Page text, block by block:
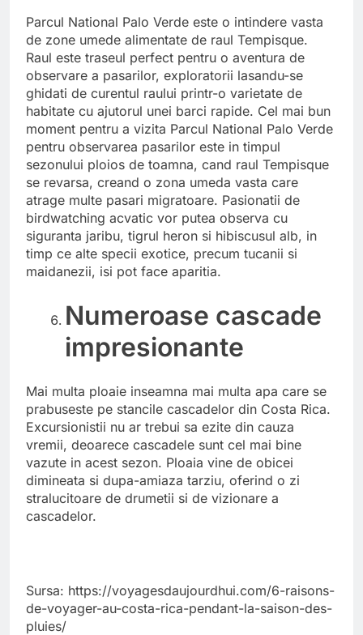
Parcul National Palo Verde este o intindere vasta
de zone umede alimentate de raul Tempisque.
Raul este traseul perfect pentru o aventura de
observare a pasarilor, exploratorii lasandu-se
ghidati de curentul raului printr-o varietate de
habitate cu ajutorul unei barci rapide. Cel mai bun
moment pentru a vizita Parcul National Palo Verde
pentru observarea pasarilor este in timpul
sezonului ploios de toamna, cand raul Tempisque
se revarsa, creand o zona umeda vasta care
atrage multe pasari migratoare. Pasionatii de
birdwatching acvatic vor putea observa cu
siguranta jaribu, tigrul heron si hibiscusul alb, in
timp ce alte specii exotice, precum tucanii si
maidanezii, isi pot face aparitia.
Numeroase cascade
impresionante
Mai multa ploaie inseamna mai multa apa care se
prabuseste pe stancile cascadelor din Costa Rica.
Excursionistii nu ar trebui sa ezite din cauza
vremii, deoarece cascadele sunt cel mai bine
vazute in acest sezon. Ploaia vine de obicei
dimineata si dupa-amiaza tarziu, oferind o zi
stralucitoare de drumetii si de vizionare a
cascadelor.
Sursa: https://voyagesdaujourdhui.com/6-raisons-
de-voyager-au-costa-rica-pendant-la-saison-des-
pluies/